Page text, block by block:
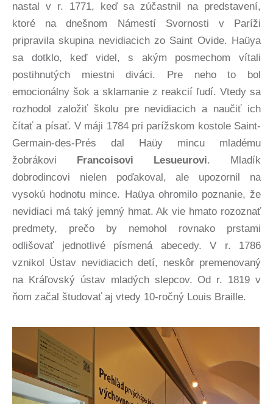
nastal v r. 1771, keď sa zúčastnil na predstavení,
ktoré na dnešnom Námestí Svornosti v Paríži
pripravila skupina nevidiacich zo Saint Ovide. Haüya
sa dotklo, keď videl, s akým posmechom vítali
postihnutých miestni diváci. Pre neho to bol
emocionálny šok a sklamanie z reakcií ľudí. Vtedy sa
rozhodol založiť školu pre nevidiacich a naučiť ich
čítať a písať. V máji 1784 pri parížskom kostole Saint-
Germain-des-Prés dal Haüy mincu mladému
žobrákovi Francoisovi Lesueurovi. Mladík
dobrodincovi nielen poďakoval, ale upozornil na
vysokú hodnotu mince. Haüya ohromilo poznanie, že
nevidiaci má taký jemný hmat. Ak vie hmato rozoznať
predmety, prečo by nemohol rovnako prstami
odlišovať jednotlivé písmená abecedy. V r. 1786
vznikol Ústav nevidiacich detí, neskôr premenovaný
na Kráľovský ústav mladých slepcov. Od r. 1819 v
ňom začal študovať aj vtedy 10-ročný Louis Braille.